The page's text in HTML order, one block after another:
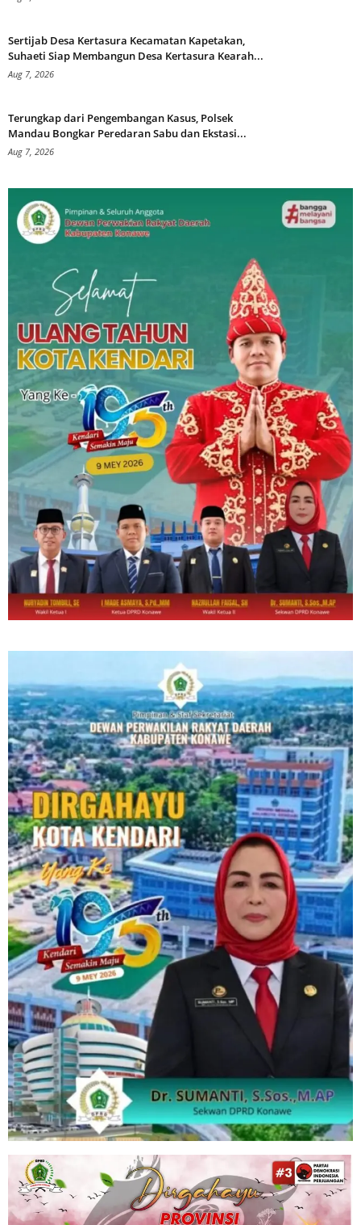
Sertijab Desa Kertasura Kecamatan Kapetakan,
Suhaeti Siap Membangun Desa Kertasura Kearah...
Aug 7, 2026
Terungkap dari Pengembangan Kasus, Polsek
Mandau Bongkar Peredaran Sabu dan Ekstasi...
Aug 7, 2026